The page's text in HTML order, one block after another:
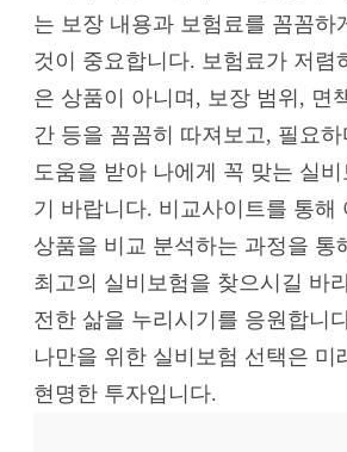
는 보장 내용과 보험료를 꼼꼼하
것이 중요합니다. 보험료가 저렴
은 상품이 아니며, 보장 범위, 면
간 등을 꼼꼼히 따져보고, 필요
도움을 받아 나에게 꼭 맞는 실
기 바랍니다. 비교사이트를 통해
상품을 비교 분석하는 과정을 통
최고의 실비보험을 찾으시길 바
전한 삶을 누리시기를 응원합니
나만을 위한 실비보험 선택은 미
현명한 투자입니다.